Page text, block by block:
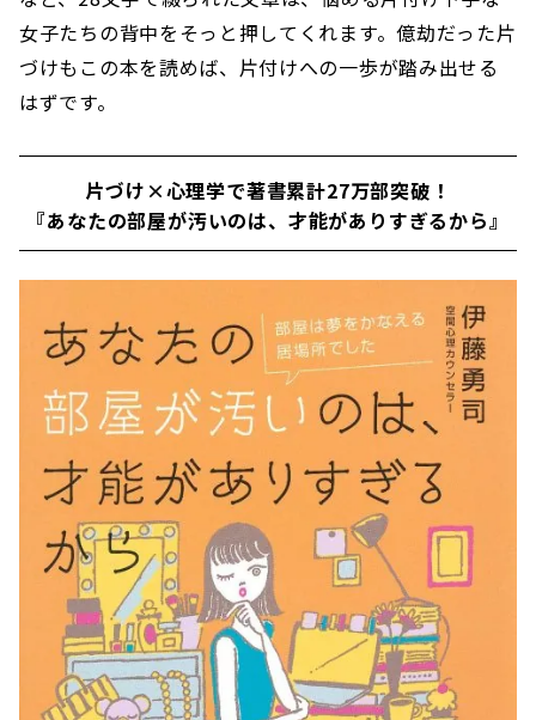
女子たちの背中をそっと押してくれます。億劫だった片
づけもこの本を読めば、片付けへの一歩が踏み出せる
はずです。
片づけ×心理学で著書累計27万部突破！
『あなたの部屋が汚いのは、才能がありすぎるから』